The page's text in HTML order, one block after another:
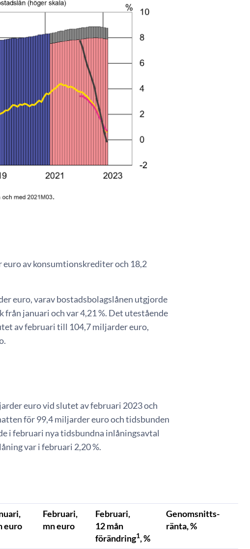
av konsumtionskrediter och 18,2
euro, varav bostadsbolagslånen utgjorde
januari och var 4,21 %. Det utestående
av februari till 104,7 miljarder euro,
euro vid slutet av februari 2023 och
för 99,4 miljarder euro och tidsbunden
i februari nya tidsbundna inlåningsavtal
var i februari 2,20 %.
euro
Februari,
mn euro
Februari,
12 mån
förändring1, %
Genomsnitts-
ränta, %